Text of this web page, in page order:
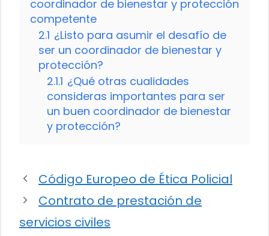
coordinador de bienestar y protección
competente
2.1 ¿Listo para asumir el desafío de
ser un coordinador de bienestar y
protección?
2.1.1 ¿Qué otras cualidades
consideras importantes para ser
un buen coordinador de bienestar
y protección?
Código Europeo de Ética Policial
Contrato de prestación de
servicios civiles